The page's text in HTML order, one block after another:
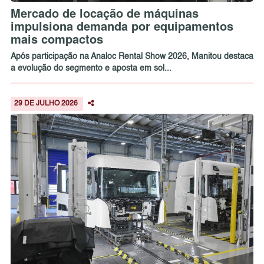
Mercado de locação de máquinas
impulsiona demanda por equipamentos
mais compactos
Após participação na Analoc Rental Show 2026, Manitou destaca
a evolução do segmento e aposta em sol...
29 DE JULHO 2026